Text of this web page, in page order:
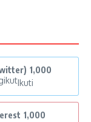
1,000
Ikuti
1,000